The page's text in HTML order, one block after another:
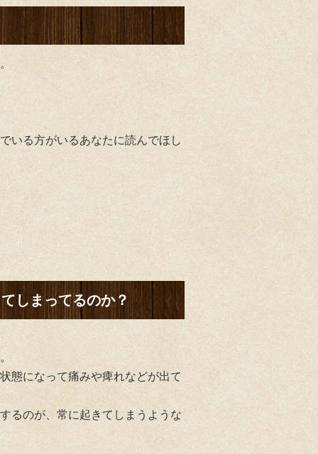
いる方がいるあなたに読んでほし
しまってるのか？
態になって痛みや痺れなどが出て
るのが、常に起きてしまうような